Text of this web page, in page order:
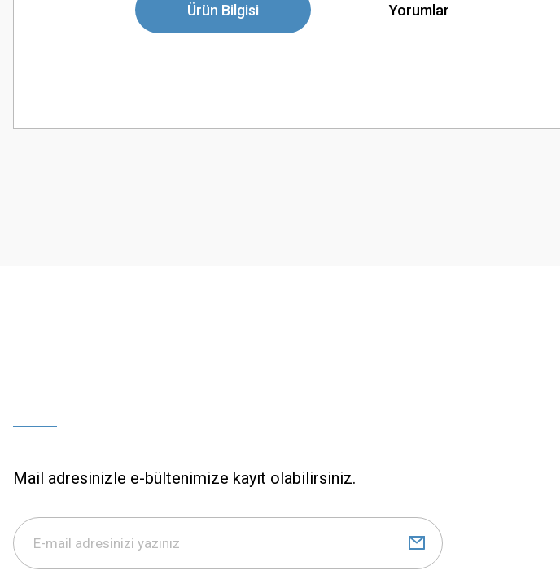
Ürün Bilgisi Yorumlar
Görüş ve önerileriniz için teşekkür ederiz.
Mail adresinizle e-bültenimize kayıt olabilirsiniz.